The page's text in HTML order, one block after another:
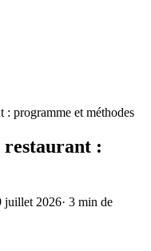
: programme et méthodes
:
juillet 2026· 3 min de